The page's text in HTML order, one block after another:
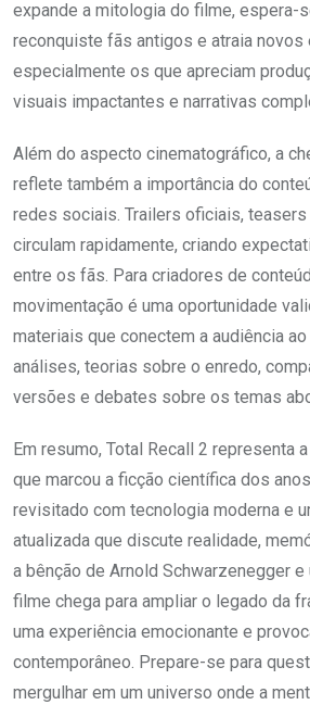
expande a mitologia do filme, espera-
reconquiste fãs antigos e atraia novos
especialmente os que apreciam
visuais impactantes e narrativas
Além do aspecto cinematográfico, a
reflete também a importância do
redes sociais. Trailers oficiais,
circulam rapidamente, criando
entre os fãs. Para criadores de
movimentação é uma oportunidade
materiais que conectem a audiência
análises, teorias sobre o enredo,
versões e debates sobre os temas
Em resumo, Total Recall 2 representa
que marcou a ficção científica dos
revisitado com tecnologia moderna e
atualizada que discute realidade,
a bênção de Arnold Schwarzenegger
filme chega para ampliar o legado da
uma experiência emocionante e
contemporâneo. Prepare-se para
mergulhar em um universo onde a